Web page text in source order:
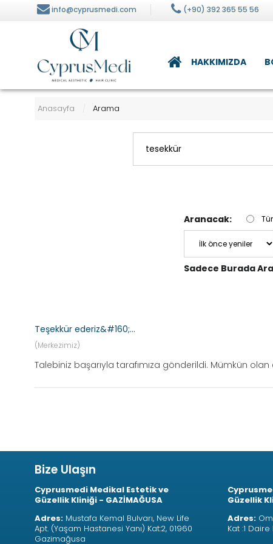
info@cyprusmedi.com (+90) 392 365 55 56
HAKKIMIZDA
Beslenme ve Diyet
Anasayfa / Arama
Aranacak:
Sadece Burada
Teşekkür ederiz&#160;...
(Merkezimiz)
Talebiniz başarıyla tarafımıza gönderildi. Mümkün
Bize Ulaşın
Cyprusmedi Medikal Estetik ve
Güzellik Kliniği - GAZİMAĞUSA
Adres: Mustafa Kemal Bulvarı, New Life
Apt. (Yaşam Hastanesi Yanı) Kat:2, 01960
Gazimağusa
Güzellik
Adres:
Kat :1